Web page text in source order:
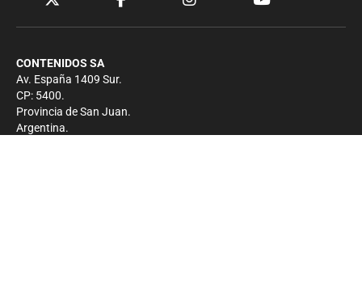
CONTENIDOS SA
Av. España 1409 Sur.
CP: 5400.
Provincia de San Juan.
Argentina.